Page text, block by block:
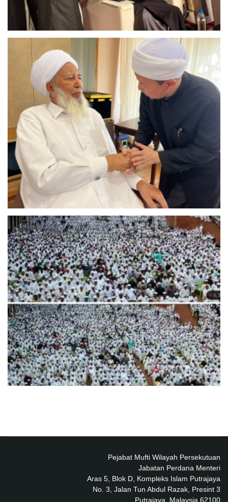
Pejabat Mufti Wilayah Persekutuan
Jabatan Perdana Menteri
Aras 5, Blok D, Kompleks Islam Putrajaya
No. 3, Jalan Tun Abdul Razak, Presint 3
62100 Putrajaya, Malaysia.